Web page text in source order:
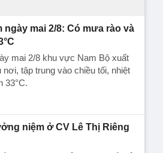
ngày mai 2/8: Có mưa rào và
mai 2/8 khu vực Nam Bộ xuất
tập trung vào chiều tối, nhiệt
33°C.
niệm ở CV Lê Thị Riêng